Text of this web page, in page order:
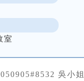
室
吳小姐